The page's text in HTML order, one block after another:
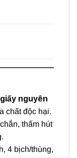
nguyên
chất độc hại.
thấm hút
4 bịch/thùng,